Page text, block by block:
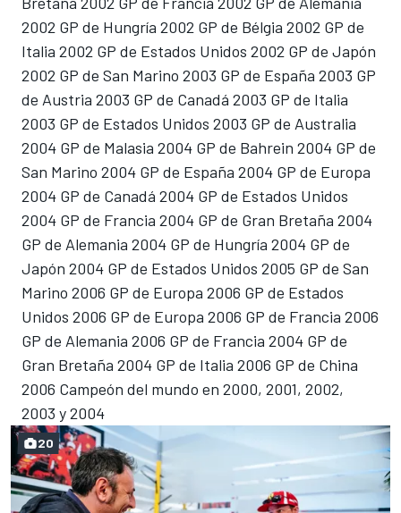
2002 GP de Hungría 2002 GP de Bélgia 2002 GP de
Italia 2002 GP de Estados Unidos 2002 GP de Japón
2002 GP de San Marino 2003 GP de España 2003 GP
de Austria 2003 GP de Canadá 2003 GP de Italia
2003 GP de Estados Unidos 2003 GP de Australia
2004 GP de Malasia 2004 GP de Bahrein 2004 GP de
San Marino 2004 GP de España 2004 GP de Europa
2004 GP de Canadá 2004 GP de Estados Unidos
2004 GP de Francia 2004 GP de Gran Bretaña 2004
GP de Alemania 2004 GP de Hungría 2004 GP de
Japón 2004 GP de Estados Unidos 2005 GP de San
Marino 2006 GP de Europa 2006 GP de Estados
Unidos 2006 GP de Europa 2006 GP de Francia 2006
GP de Alemania 2006 GP de Francia 2004 GP de
Gran Bretaña 2004 GP de Italia 2006 GP de China
2006 Campeón del mundo en 2000, 2001, 2002,
2003 y 2004
20